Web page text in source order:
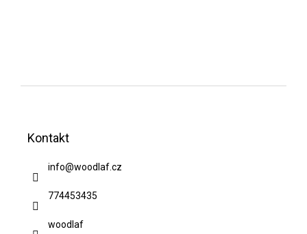
Kontakt
info@woodlaf.cz
774453435
woodlaf